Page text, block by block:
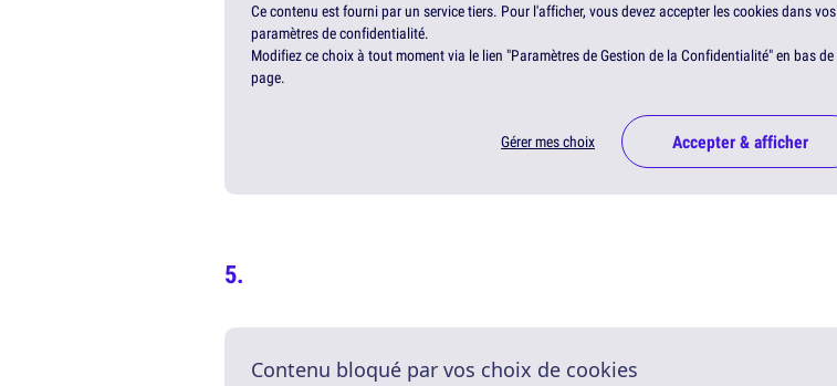
Ce contenu est fourni par un service tiers. Pour l'afficher, vous devez accepter les cookies dans vos
paramètres de confidentialité.
Modifiez ce choix à tout moment via le lien "Paramètres de Gestion de la Confidentialité" en bas de
page.
Gérer mes choix Accepter & afficher
Contenu bloqué par vos choix de cookies